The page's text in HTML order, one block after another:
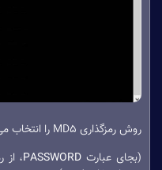
روش رمزگذاری MD5 را انتخاب می‌کنیم.
(بجای عبارتPASSWORD